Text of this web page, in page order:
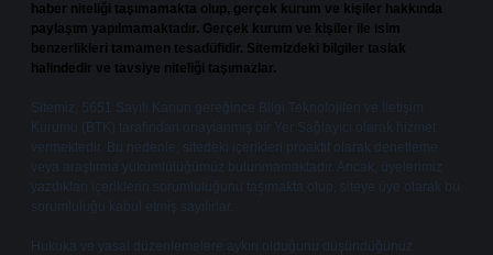
haber niteliği taşımamakta olup, gerçek kurum ve kişiler hakkında
paylaşım yapılmamaktadır. Gerçek kurum ve kişiler ile isim
benzerlikleri tamamen tesadüfidir. Sitemizdeki bilgiler taslak
halindedir ve tavsiye niteliği taşımazlar.
Sitemiz, 5651 Sayılı Kanun gereğince Bilgi Teknolojileri ve İletişim
Kurumu (BTK) tarafından onaylanmış bir Yer Sağlayıcı olarak hizmet
vermektedir. Bu nedenle, sitedeki içerikleri proaktif olarak denetleme
veya araştırma yükümlülüğümüz bulunmamaktadır. Ancak, üyelerimiz
yazdıkları içeriklerin sorumluluğunu taşımakta olup, siteye üye olarak bu
sorumluluğu kabul etmiş sayılırlar.
Hukuka ve yasal düzenlemelere aykırı olduğunu düşündüğünüz